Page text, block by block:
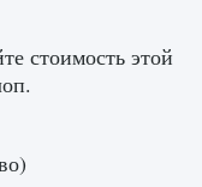
стоимость этой